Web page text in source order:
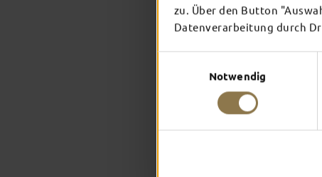
zu. Über den Button
Datenverarbeitung durch
Notwendig